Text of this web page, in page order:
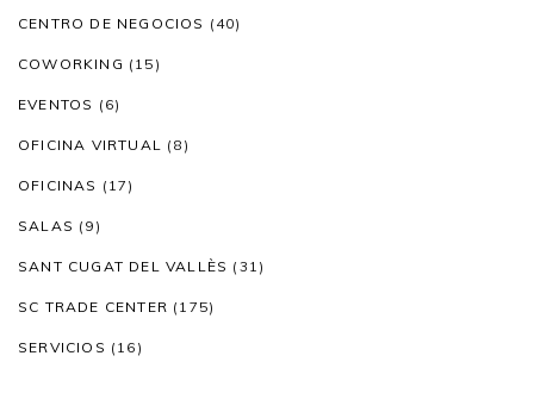
CENTRO DE NEGOCIOS (40)
COWORKING (15)
EVENTOS (6)
OFICINA VIRTUAL (8)
OFICINAS (17)
SALAS (9)
SANT CUGAT DEL VALLÈS (31)
SC TRADE CENTER (175)
SERVICIOS (16)